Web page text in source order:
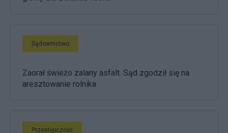
Sądownictwo
Zaorał świeżo zalany asfalt. Sąd zgodził się na
aresztowanie rolnika
Przestępczość